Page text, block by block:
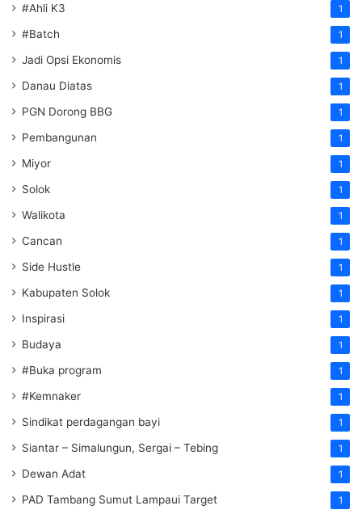
#Ahli K3 1
#Batch 1
Jadi Opsi Ekonomis 1
Danau Diatas 1
PGN Dorong BBG 1
Pembangunan 1
Miyor 1
Solok 1
Walikota 1
Cancan 1
Side Hustle 1
Kabupaten Solok 1
Inspirasi 1
Budaya 1
#Buka program 1
#Kemnaker 1
Sindikat perdagangan bayi 1
Siantar – Simalungun, Sergai – Tebing 1
Dewan Adat 1
PAD Tambang Sumut Lampaui Target 1